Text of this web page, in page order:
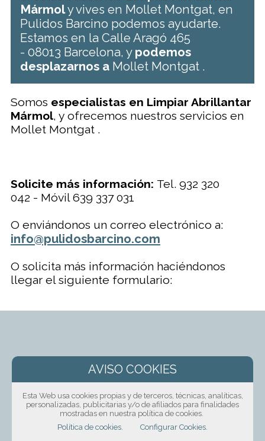
Mármoly vives en Mollet Montgat, en
Pulidos Barcino podemos ayudarte.
Estamos en la Calle Aragó 465
- 08013 Barcelona, y podemos
desplazarnos a Mollet Montgat .
Somos especialistas en Limpiar Abrillantar
Mármol, y ofrecemos nuestros servicios en
Mollet Montgat .
Solicite más información: Tel. 932 320
042 - Móvil 639 337 031
O enviándonos un correo electrónico a:
info@pulidosbarcino.com
O solicita más información haciéndonos
llegar el siguiente formulario:
¡Solicita presupuesto
sin compromiso!
Ponte en contacto con nosotros mediante
nuestro formulario, por teléfono o correo
Esta Web usa cookies propias y de terceros, técnicas, analíticas,
personalizadas, publicitarias y/o de afiliados para finalidades
mostradas en nuestra política de cookies.
Política de cookies.
Configurar Cookies.